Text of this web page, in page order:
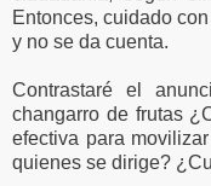
Entonces, cuidado
y no se da cuenta.
Contrastaré el
changarro de frutas
efectiva para
quienes se dirige?